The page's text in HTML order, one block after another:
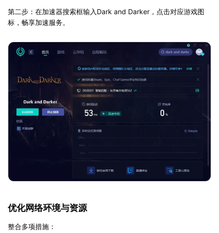
第二步：在加速器搜索框输入Dark and Darker，点击对应游戏图
标，畅享加速服务。
优化网络环境与资源
整合多项措施：